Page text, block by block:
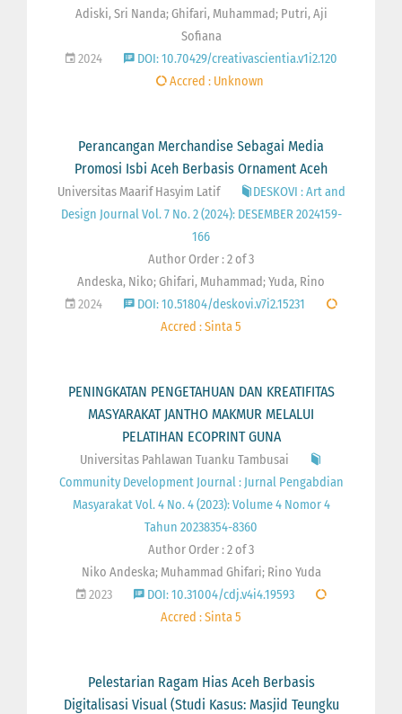
Adiski, Sri Nanda; Ghifari, Muhammad; Putri, Aji
Sofiana
2024
DOI: 10.70429/creativascientia.v1i2.120
Accred : Unknown
Perancangan Merchandise Sebagai Media
Promosi Isbi Aceh Berbasis Ornament Aceh
Universitas Maarif Hasyim Latif
DESKOVI : Art and
Design Journal Vol. 7 No. 2 (2024): DESEMBER 2024159-
166
Author Order : 2 of 3
Andeska, Niko; Ghifari, Muhammad; Yuda, Rino
2024
DOI: 10.51804/deskovi.v7i2.15231
Accred : Sinta 5
PENINGKATAN PENGETAHUAN DAN KREATIFITAS
MASYARAKAT JANTHO MAKMUR MELALUI
PELATIHAN ECOPRINT GUNA
Universitas Pahlawan Tuanku Tambusai
Community Development Journal : Jurnal Pengabdian
Masyarakat Vol. 4 No. 4 (2023): Volume 4 Nomor 4
Tahun 20238354-8360
Author Order : 2 of 3
Niko Andeska; Muhammad Ghifari; Rino Yuda
2023
DOI: 10.31004/cdj.v4i4.19593
Accred : Sinta 5
Pelestarian Ragam Hias Aceh Berbasis
Digitalisasi Visual (Studi Kasus: Masjid Teungku